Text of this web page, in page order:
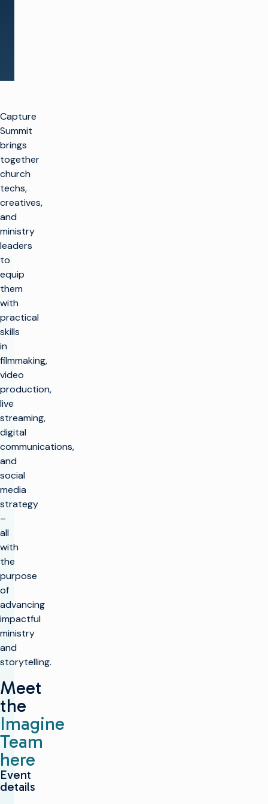
Capture
Summit
brings
together
church
techs,
creatives,
and
ministry
leaders
to
equip
them
with
practical
skills
in
filmmaking,
video
production,
live
streaming,
digital
communications,
and
social
media
strategy
–
all
with
the
purpose
of
advancing
impactful
ministry
and
storytelling.
Meet
the
Imagine
Team
here
Event
details